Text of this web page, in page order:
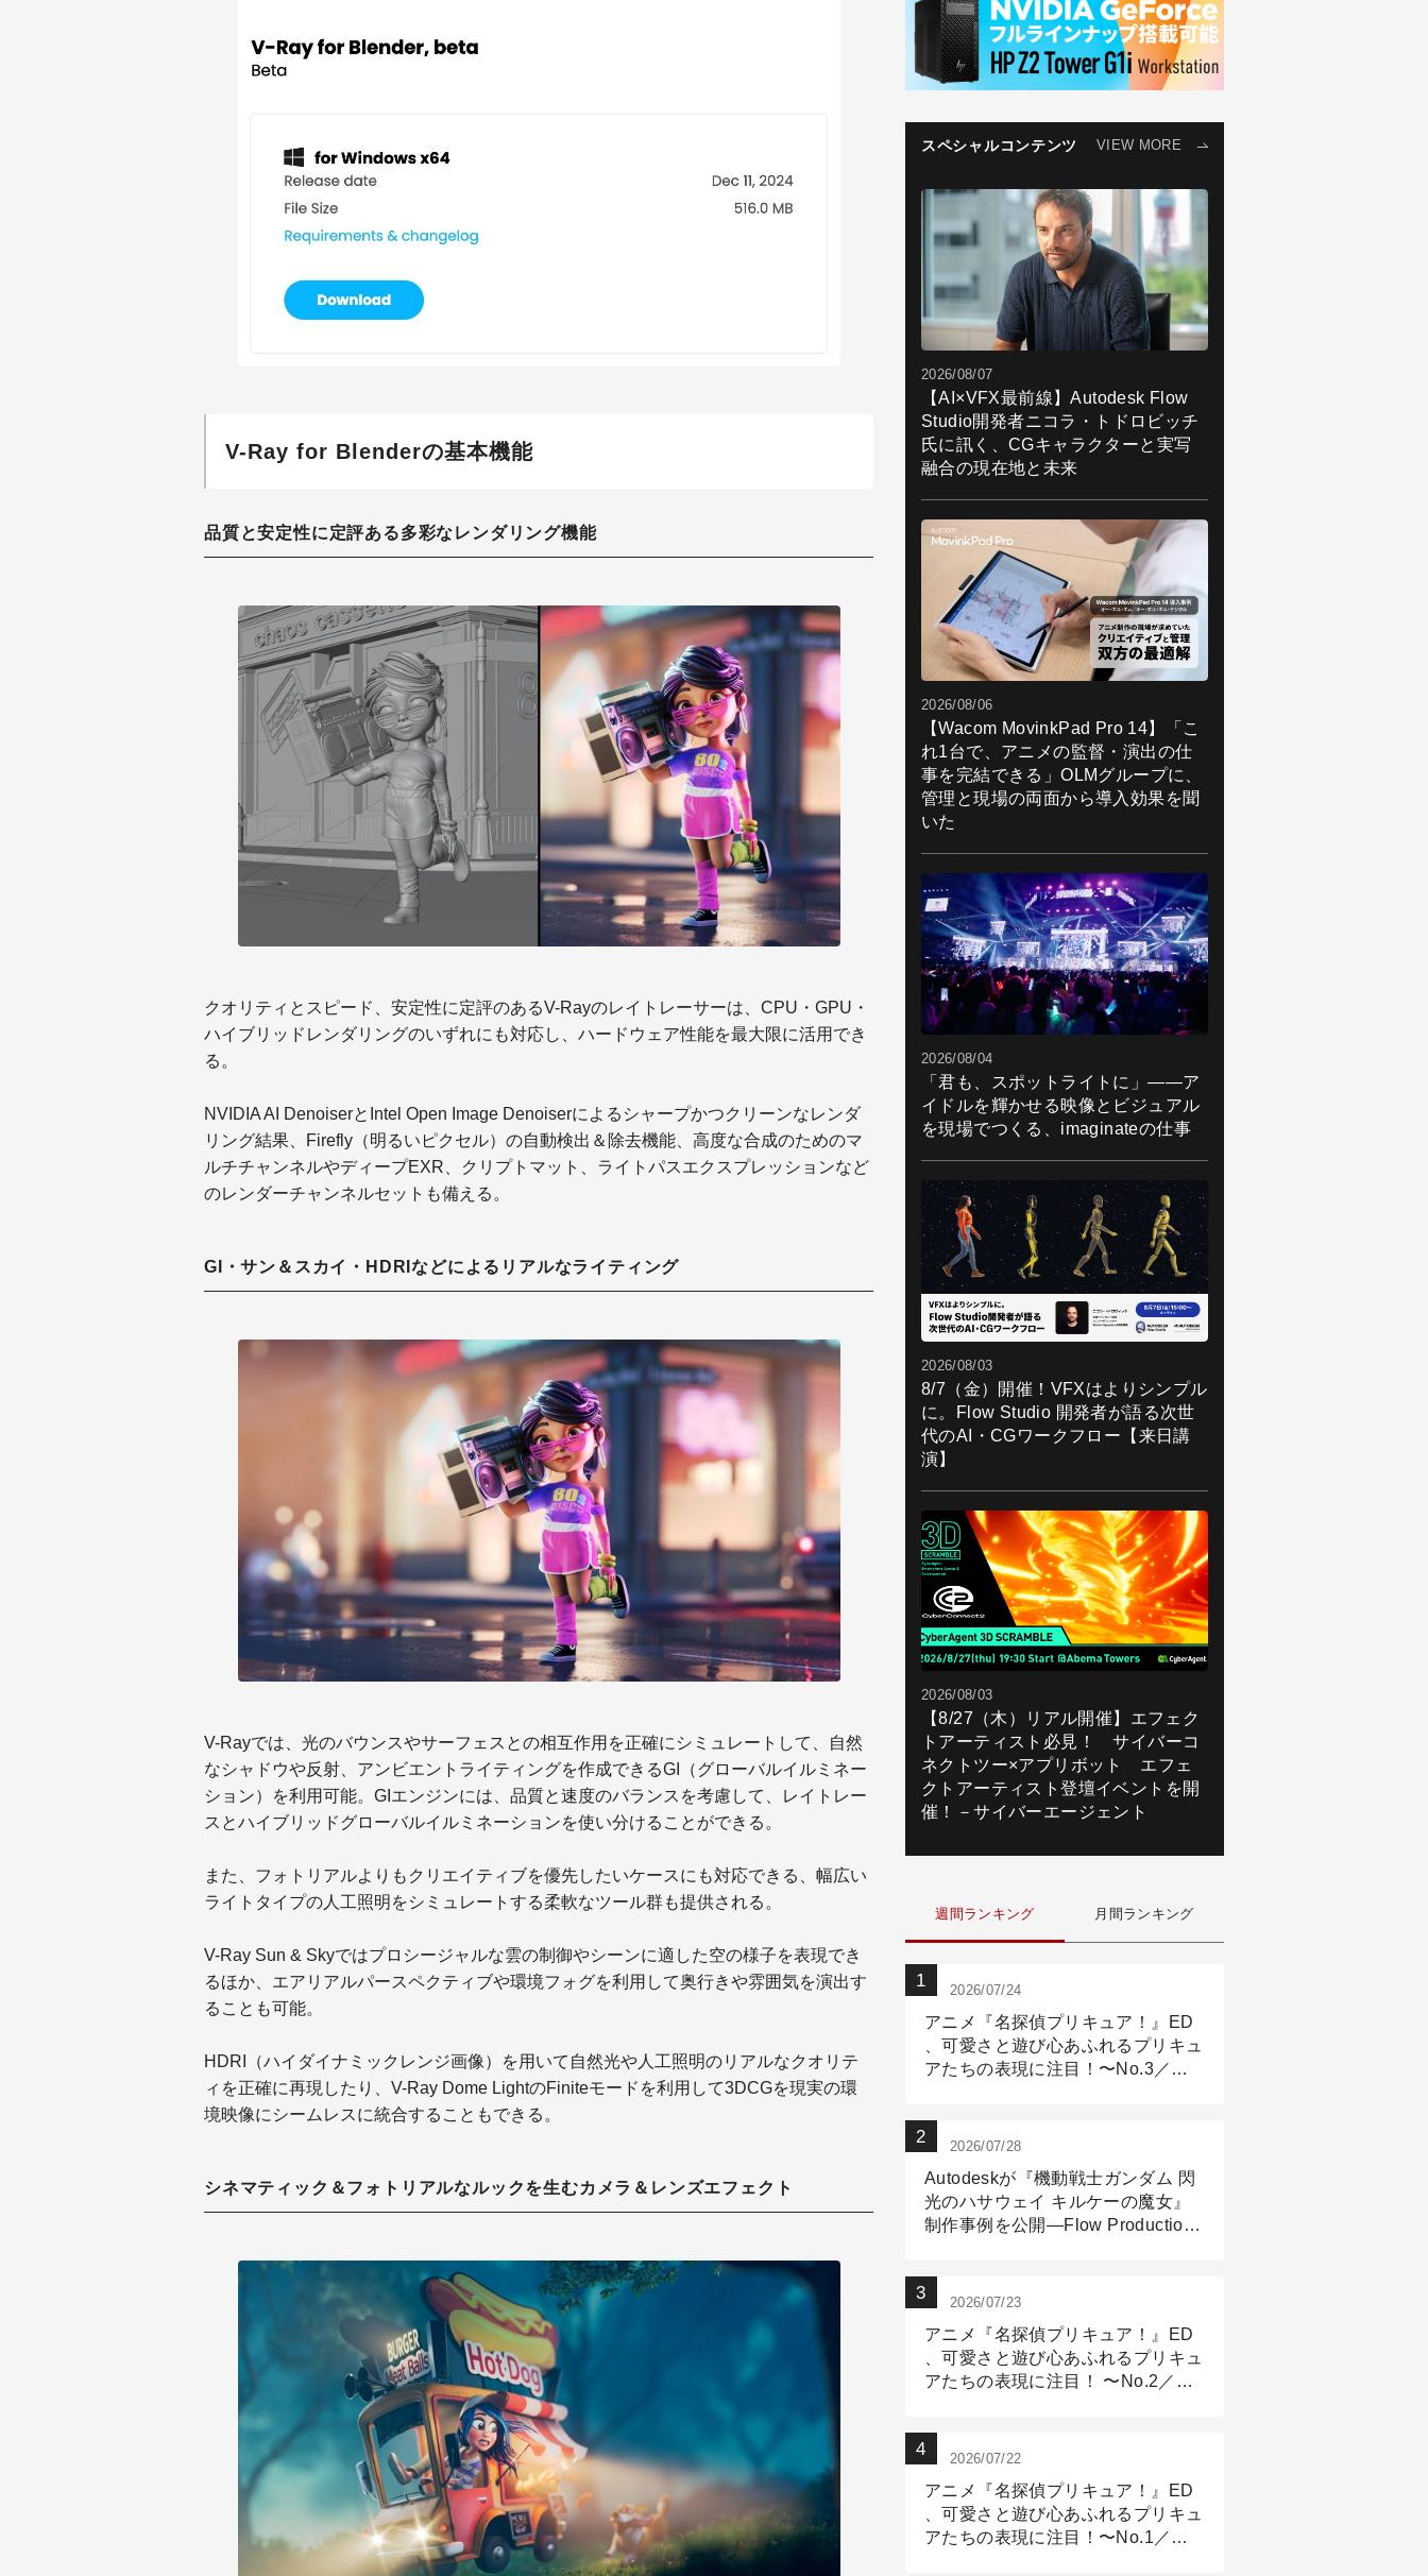
V-Ray for Blenderの基本機能
品質と安定性に定評ある多彩なレンダリング機能
クオリティとスピード、安定性に定評のあるV-Rayのレイトレーサーは、CPU・GPU・
ハイブリッドレンダリングのいずれにも対応し、ハードウェア性能を最大限に活用でき
る。
NVIDIA AI DenoiserとIntel Open Image Denoiserによるシャープかつクリーンなレンダ
リング結果、Firefly（明るいピクセル）の自動検出＆除去機能、高度な合成のためのマ
ルチチャンネルやディープEXR、クリプトマット、ライトパスエクスプレッションなど
のレンダーチャンネルセットも備える。
GI・サン＆スカイ・HDRIなどによるリアルなライティング
V-Rayでは、光のバウンスやサーフェスとの相互作用を正確にシミュレートして、自然
なシャドウや反射、アンビエントライティングを作成できるGI（グローバルイルミネー
ション）を利用可能。GIエンジンには、品質と速度のバランスを考慮して、レイトレー
スとハイブリッドグローバルイルミネーションを使い分けることができる。
また、フォトリアルよりもクリエイティブを優先したいケースにも対応できる、幅広い
ライトタイプの人工照明をシミュレートする柔軟なツール群も提供される。
V-Ray Sun & Skyではプロシージャルな雲の制御やシーンに適した空の様子を表現でき
るほか、エアリアルパースペクティブや環境フォグを利用して奥行きや雰囲気を演出す
ることも可能。
HDRI（ハイダイナミックレンジ画像）を用いて自然光や人工照明のリアルなクオリテ
ィを正確に再現したり、V-Ray Dome LightのFiniteモードを利用して3DCGを現実の環
境映像にシームレスに統合することもできる。
シネマティック＆フォトリアルなルックを生むカメラ＆レンズエフェクト
スペシャルコンテンツ VIEW MORE
2026/08/07
【AI×VFX最前線】Autodesk Flow
Studio開発者ニコラ・トドロビッチ
氏に訊く、CGキャラクターと実写
融合の現在地と未来
2026/08/06
【Wacom MovinkPad Pro 14】「こ
れ1台で、アニメの監督・演出の仕
事を完結できる」OLMグループに、
管理と現場の両面から導入効果を聞
いた
2026/08/04
「君も、スポットライトに」――ア
イドルを輝かせる映像とビジュアル
を現場でつくる、imaginateの仕事
2026/08/03
8/7（金）開催！VFXはよりシンプル
に。Flow Studio 開発者が語る次世
代のAI・CGワークフロー【来日講
演】
2026/08/03
【8/27（木）リアル開催】エフェク
トアーティスト必見！ サイバーコ
ネクトツー×アプリボット エフェ
クトアーティスト登壇イベントを開
催！－サイバーエージェント
週間ランキング 月間ランキング
2026/07/24
アニメ『名探偵プリキュア！』ED
、可愛さと遊び心あふれるプリキュ
アたちの表現に注目！〜No.3／ア
2026/07/28
Autodeskが『機動戦士ガンダム 閃
光のハサウェイ キルケーの魔女』
制作事例を公開―Flow Production
2026/07/23
アニメ『名探偵プリキュア！』ED
、可愛さと遊び心あふれるプリキュ
アたちの表現に注目！ 〜No.2／モ
2026/07/22
アニメ『名探偵プリキュア！』ED
、可愛さと遊び心あふれるプリキュ
アたちの表現に注目！〜No.1／演